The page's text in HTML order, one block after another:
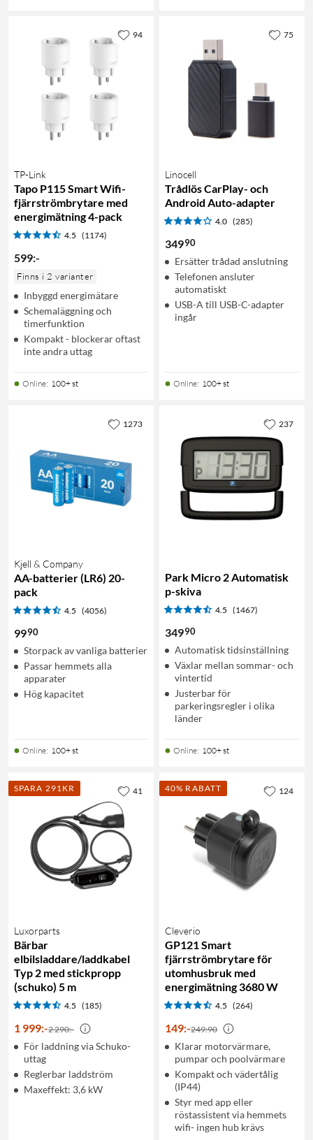
TP-Link
Tapo P115 Smart Wifi-
fjärrströmbrytare med
energimätning 4-pack
4.5 (1174)
599:-
Finns i 2 varianter
Inbyggd energimätare
Schemaläggning och
timerfunktion
Kompakt - blockerar oftast
inte andra uttag
Online: 100+ st
94
Linocell
Trådlös CarPlay- och
Android Auto-adapter
4.0 (285)
34990
Ersätter trådad anslutning
Telefonen ansluter
automatiskt
USB-A till USB-C-adapter
ingår
Online: 100+ st
75
Kjell & Company
AA-batterier (LR6) 20-
pack
4.5 (4056)
9990
Storpack av vanliga batterier
Passar hemmets alla
apparater
Hög kapacitet
Online: 100+ st
1273
Park Micro 2 Automatisk
p-skiva
4.5 (1467)
34990
Automatisk tidsinställning
Växlar mellan sommar- och
vintertid
Justerbar för
parkeringsregler i olika
länder
Online: 100+ st
237
SPARA 291KR
Luxorparts
Bärbar
elbilsladdare/laddkabel
Typ 2 med stickpropp
(schuko) 5 m
4.5 (185)
1 999:-2 290:-
För laddning via Schuko-
uttag
Reglerbar laddström
Maxeffekt: 3,6 kW
41 40% RABATT
Cleverio
GP121 Smart
fjärrströmbrytare för
utomhusbruk med
energimätning 3680 W
4.5 (264)
149:-249:90
Klarar motorvärmare,
pumpar och poolvärmare
Kompakt och vädertålig
(IP44)
Styr med app eller
röstassistent via hemmets
wifi- ingen hub krävs
124